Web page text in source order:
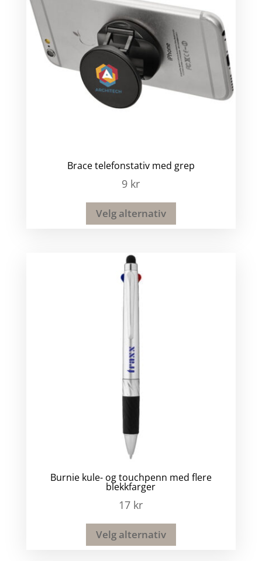
Brace telefonstativ med grep
9 kr
Velg alternativ
Burnie kule- og touchpenn med flere
blekkfarger
17 kr
Velg alternativ